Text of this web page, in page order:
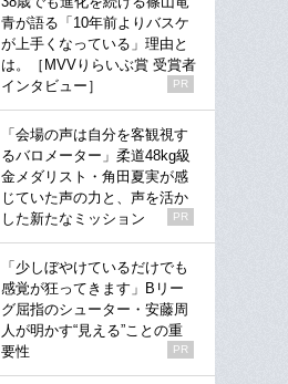
青が語る「10年前よりバスケ
が上手くなっている」理由と
は。［MVVりらいぶ賞 受賞者
インタビュー］
PR
「会場の声は自分を客観視す
るバロメーター」柔道48kg級
金メダリスト・角田夏実が感
じていた声の力と、声を活か
した新たなミッション
PR
「少しぼやけているだけでも
感覚が狂ってきます」Bリー
グ屈指のシューター・安藤周
人が明かす“見える”ことの重
要性
PR